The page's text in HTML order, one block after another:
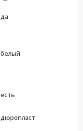
да
белый
есть
дюропласт